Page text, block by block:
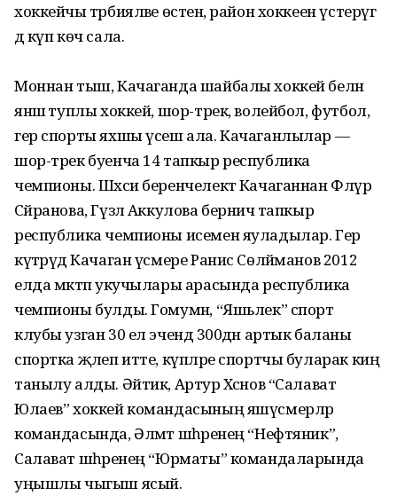
хоккейчы тәрбияләве өстенә, район хоккеен үстерүгә
дә күп көч сала.
Моннан тыш, Качаганда шайбалы хоккей белән
янәшә туплы хоккей, шор-трек, волейбол, футбол,
гер спорты яхшы үсеш ала. Качаганлылар —
шор-трек буенча 14 тапкыр республика
чемпионы. Шәхси беренчелектә Качаганнан Флүрә
Сәйранова, Гүзәл Аккулова берничә тапкыр
республика чемпионы исемен яуладылар. Гер
күтәрүдә Качаган үсмере Ранис Сөләйманов 2012
елда мәктәп укучылары арасында республика
чемпионы булды. Гомумән, “Яшьлек” спорт
клубы узган 30 ел эчендә 300дән артык баланы
спортка җәлеп итте, күпләре спортчы буларак киң
танылу алды. Әйтик, Артур Хәсәнов “Салават
Юлаев” хоккей командасының яшүсмерләр
командасында, Әлмәт шәһәренең “Нефтяник”,
Салават шәһәренең “Юрматы” командаларында
уңышлы чыгыш ясый.